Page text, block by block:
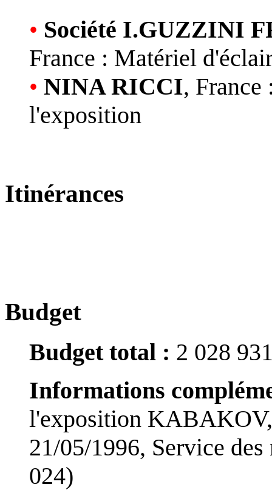
• Société I.GUZZINI
France : Matériel
• NINA RICCI, France
l'exposition
Itinérances
Budget
Budget total : 2 028
Informations
l'exposition KABAKOV,
21/05/1996, Service
024)